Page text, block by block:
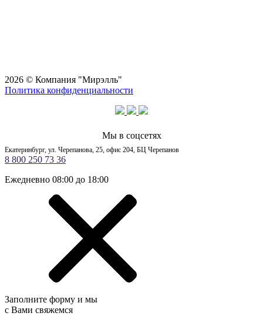
2026 © Компания "Мирэлль"
Политика конфиденциальности
Мы в соцсетях
Екатеринбург, ул. Черепанова, 25, офис 204, БЦ Черепанов
8 800 250 73 36
Ежедневно 08:00 до 18:00
Заполните форму и мы
с Вами свяжемся